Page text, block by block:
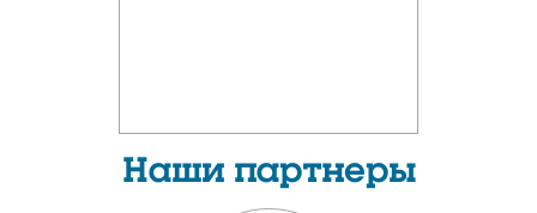
Наши партнеры